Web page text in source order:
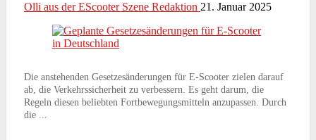
Olli aus der EScooter Szene Redaktion 21. Januar 2025
Die anstehenden Gesetzesänderungen für E-Scooter zielen darauf
ab, die Verkehrssicherheit zu verbessern. Es geht darum, die
Regeln diesen beliebten Fortbewegungsmitteln anzupassen. Durch
die ...